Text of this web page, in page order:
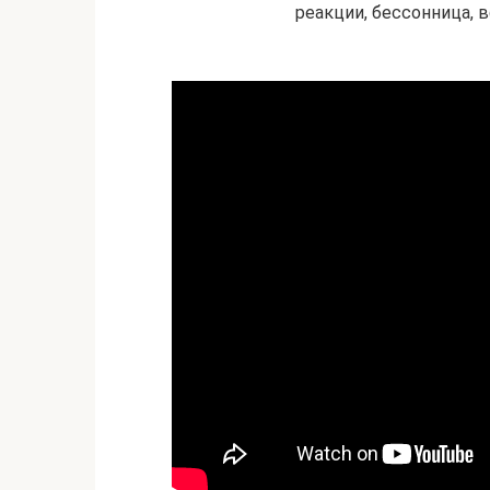
реакции, бессонница,